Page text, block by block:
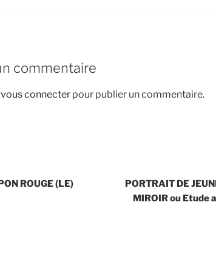
commentaire
vous connecter pour publier un commentaire.
ROUGE (LE)
PORTRAIT DE
MIROIR ou Etude